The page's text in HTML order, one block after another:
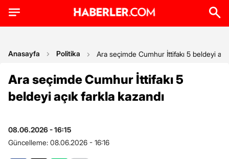
Anasayfa Politika Ara seçimde Cumhur İttifakı 5 beldeyi
Ara seçimde Cumhur İttifakı 5
beldeyi açık farkla kazandı
08.06.2026 - 16:15
Güncelleme: 08.06.2026 - 16:16